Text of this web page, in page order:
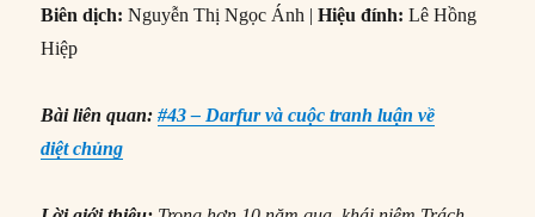
Biên dịch: Nguyễn Thị Ngọc Ánh |Hiệu đính: Lê Hồng
Hiệp
Bài liên quan:#43 – Darfur và cuộc tranh luận về
diệt chủng